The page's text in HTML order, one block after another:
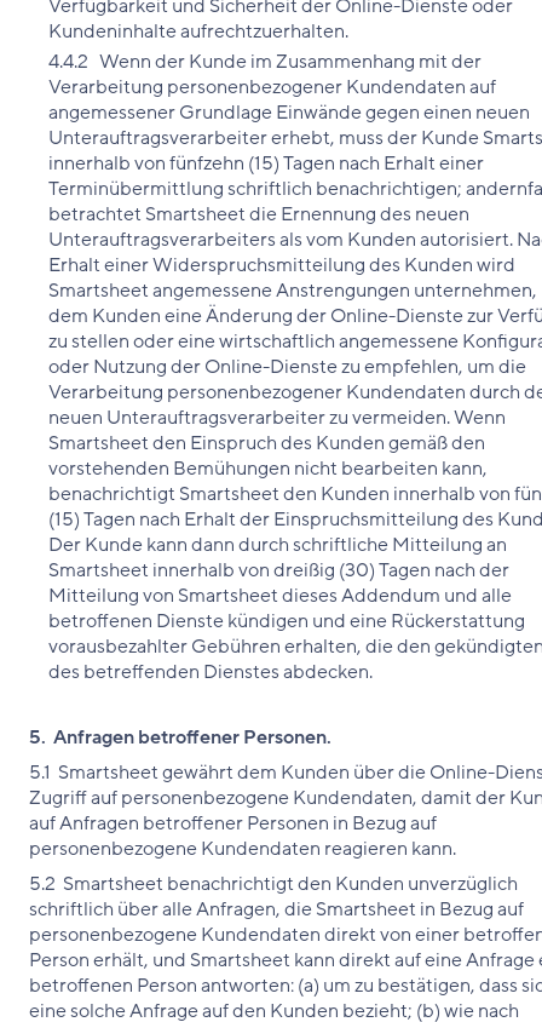
Verfügbarkeit und Sicherheit der Online-Dienste oder
Kundeninhalte aufrechtzuerhalten.
4.4.2 Wenn der Kunde im Zusammenhang mit der
Verarbeitung personenbezogener Kundendaten auf
angemessener Grundlage Einwände gegen einen neuen
Unterauftragsverarbeiter erhebt, muss der Kunde
innerhalb von fünfzehn (15) Tagen nach Erhalt einer
Terminübermittlung schriftlich benachrichtigen;
betrachtet Smartsheet die Ernennung des neuen
Unterauftragsverarbeiters als vom Kunden autorisiert.
Erhalt einer Widerspruchsmitteilung des Kunden wird
Smartsheet angemessene Anstrengungen unternehmen,
dem Kunden eine Änderung der Online-Dienste zur
zu stellen oder eine wirtschaftlich angemessene
oder Nutzung der Online-Dienste zu empfehlen, um die
Verarbeitung personenbezogener Kundendaten durch
neuen Unterauftragsverarbeiter zu vermeiden. Wenn
Smartsheet den Einspruch des Kunden gemäß den
vorstehenden Bemühungen nicht bearbeiten kann,
benachrichtigt Smartsheet den Kunden innerhalb von
(15) Tagen nach Erhalt der Einspruchsmitteilung des
Der Kunde kann dann durch schriftliche Mitteilung an
Smartsheet innerhalb von dreißig (30) Tagen nach der
Mitteilung von Smartsheet dieses Addendum und alle
betroffenen Dienste kündigen und eine Rückerstattung
vorausbezahlter Gebühren erhalten, die den
des betreffenden Dienstes abdecken.
5. Anfragen betroffener Personen.
5.1 Smartsheet gewährt dem Kunden über die Online-
Zugriff auf personenbezogene Kundendaten, damit der
auf Anfragen betroffener Personen in Bezug auf
personenbezogene Kundendaten reagieren kann.
5.2 Smartsheet benachrichtigt den Kunden unverzüglich
schriftlich über alle Anfragen, die Smartsheet in Bezug auf
personenbezogene Kundendaten direkt von einer
Person erhält, und Smartsheet kann direkt auf eine Anfrage
betroffenen Person antworten: (a) um zu bestätigen, dass
eine solche Anfrage auf den Kunden bezieht; (b) wie nach